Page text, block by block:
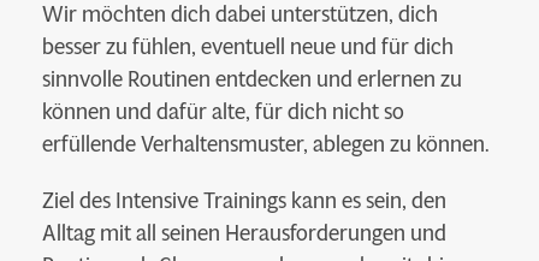
Wir möchten dich dabei unterstützen, dich
besser zu fühlen, eventuell neue und für dich
sinnvolle Routinen entdecken und erlernen zu
können und dafür alte, für dich nicht so
erfüllende Verhaltensmuster, ablegen zu können.
Ziel des Intensive Trainings kann es sein, den
Alltag mit all seinen Herausforderungen und